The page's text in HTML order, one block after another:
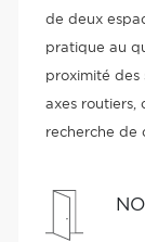
de deux
pratique au
proximité des
axes routiers,
recherche de